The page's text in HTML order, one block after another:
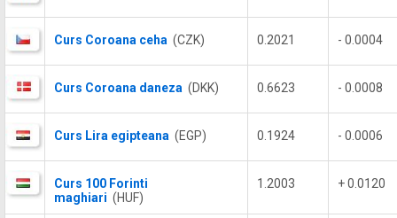
Curs Coroana ceha (CZK) 0.2021 - 0.0004
Curs Coroana daneza (DKK) 0.6623 - 0.0008
Curs Lira egipteana (EGP) 0.1924 - 0.0006
Curs 100 Forinti
maghiari (HUF)
1.2003 + 0.0120